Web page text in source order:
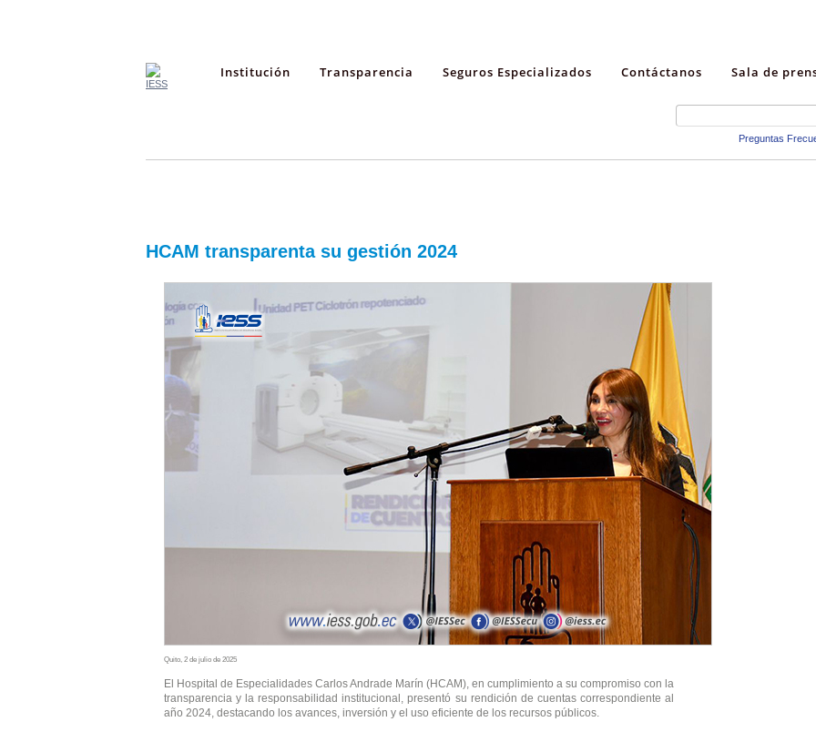
Institución Transparencia Seguros Especializados Contáctanos Sala de
Preguntas
HCAM transparenta su gestión 2024
Quito, 2 de julio de 2025
El Hospital de Especialidades Carlos Andrade Marín (HCAM), en cumplimiento a su compromiso con la
transparencia y la responsabilidad institucional, presentó su rendición de cuentas correspondiente al
año 2024, destacando los avances, inversión y el uso eficiente de los recursos públicos.